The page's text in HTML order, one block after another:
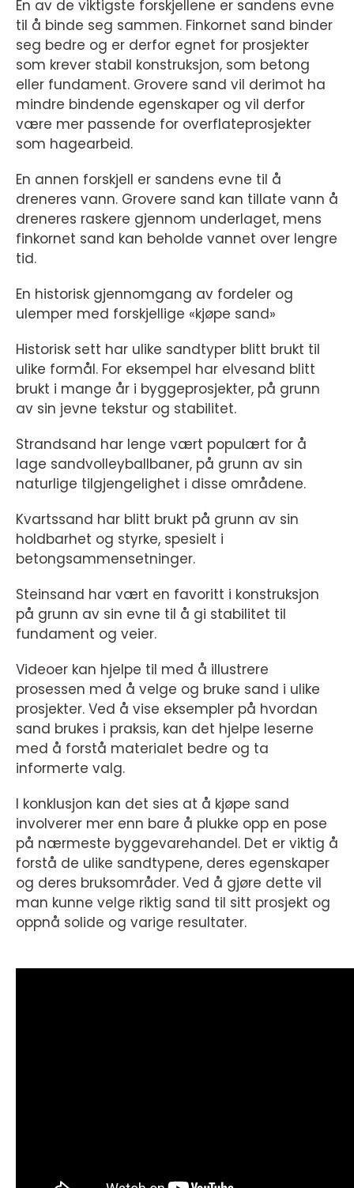
En av de viktigste forskjellene er sandens evne
til å binde seg sammen. Finkornet sand binder
seg bedre og er derfor egnet for prosjekter
som krever stabil konstruksjon, som betong
eller fundament. Grovere sand vil derimot ha
mindre bindende egenskaper og vil derfor
være mer passende for overflateprosjekter
som hagearbeid.
En annen forskjell er sandens evne til å
dreneres vann. Grovere sand kan tillate vann å
dreneres raskere gjennom underlaget, mens
finkornet sand kan beholde vannet over lengre
tid.
En historisk gjennomgang av fordeler og
ulemper med forskjellige «kjøpe sand»
Historisk sett har ulike sandtyper blitt brukt til
ulike formål. For eksempel har elvesand blitt
brukt i mange år i byggeprosjekter, på grunn
av sin jevne tekstur og stabilitet.
Strandsand har lenge vært populært for å
lage sandvolleyballbaner, på grunn av sin
naturlige tilgjengelighet i disse områdene.
Kvartssand har blitt brukt på grunn av sin
holdbarhet og styrke, spesielt i
betongsammensetninger.
Steinsand har vært en favoritt i konstruksjon
på grunn av sin evne til å gi stabilitet til
fundament og veier.
Videoer kan hjelpe til med å illustrere
prosessen med å velge og bruke sand i ulike
prosjekter. Ved å vise eksempler på hvordan
sand brukes i praksis, kan det hjelpe leserne
med å forstå materialet bedre og ta
informerte valg.
I konklusjon kan det sies at å kjøpe sand
involverer mer enn bare å plukke opp en pose
på nærmeste byggevarehandel. Det er viktig å
forstå de ulike sandtypene, deres egenskaper
og deres bruksområder. Ved å gjøre dette vil
man kunne velge riktig sand til sitt prosjekt og
oppnå solide og varige resultater.